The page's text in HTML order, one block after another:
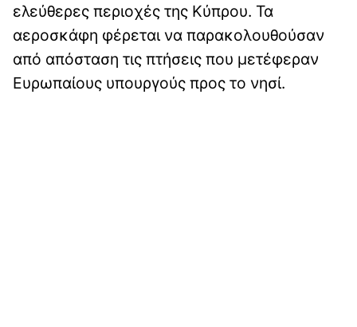
ελεύθερες περιοχές της Κύπρου. Τα
αεροσκάφη φέρεται να παρακολουθούσαν
από απόσταση τις πτήσεις που μετέφεραν
Ευρωπαίους υπουργούς προς το νησί.